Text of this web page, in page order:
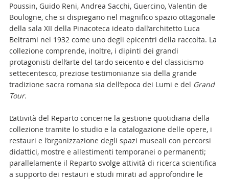
Poussin, Guido Reni, Andrea Sacchi, Guercino, Valentin de
Boulogne, che si dispiegano nel magnifico spazio ottagonale
della sala XII della Pinacoteca ideato dall’architetto Luca
Beltrami nel 1932 come uno degli epicentri della raccolta. La
collezione comprende, inoltre, i dipinti dei grandi
protagonisti dell’arte del tardo seicento e del classicismo
settecentesco, preziose testimonianze sia della grande
tradizione sacra romana sia dell’epoca dei Lumi e del Grand
Tour.
L’attività del Reparto concerne la gestione quotidiana della
collezione tramite lo studio e la catalogazione delle opere, i
restauri e l’organizzazione degli spazi museali con percorsi
didattici, mostre e allestimenti temporanei o permanenti;
parallelamente il Reparto svolge attività di ricerca scientifica
a supporto dei restauri e studi mirati ad approfondire le